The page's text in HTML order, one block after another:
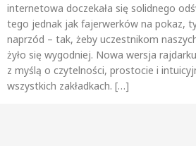
internetowa doczekała się solidnego
tego jednak jak fajerwerków na pokaz,
naprzód – tak, żeby uczestnikom
żyło się wygodniej. Nowa wersja
z myślą o czytelności, prostocie i
wszystkich zakładkach. […]